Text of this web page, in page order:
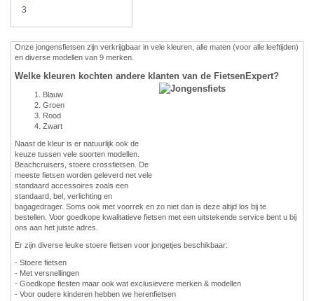
3
Onze jongensfietsen zijn verkrijgbaar in vele kleuren, alle maten (voor alle leeftijden)
en diverse modellen van 9 merken.
Welke kleuren kochten andere klanten van de FietsenExpert?
Blauw
Groen
Rood
Zwart
Naast de kleur is er natuurlijk ook de
keuze tussen vele soorten modellen.
Beachcruisers, stoere crossfietsen. De
meeste fietsen worden geleverd net vele
standaard accessoires zoals een
standaard, bel, verlichting en
bagagedrager. Soms ook met voorrek en zo niet dan is deze altijd los bij te
bestellen. Voor goedkope kwalitatieve fietsen met een uitstekende service bent u bij
ons aan het juiste adres.
Er zijn diverse leuke stoere fietsen voor jongetjes beschikbaar:
- Stoere fietsen
- Met versnellingen
- Goedkope fiesten maar ook wat exclusievere merken & modellen
- Voor oudere kinderen hebben we herenfietsen